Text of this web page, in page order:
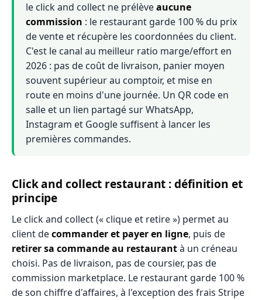
le click and collect ne prélèveaucune
commission : le restaurant garde 100 % du prix
de vente et récupère les coordonnées du client.
C'est le canal au meilleur ratio marge/effort en
2026 : pas de coût de livraison, panier moyen
souvent supérieur au comptoir, et mise en
route en moins d'une journée. Un QR code en
salle et un lien partagé sur WhatsApp,
Instagram et Google suffisent à lancer les
premières commandes.
Click and collect restaurant : définition et
principe
Le click and collect (« clique et retire ») permet au
client decommander et payer en ligne, puis de
retirer sa commande au restaurantà un créneau
choisi. Pas de livraison, pas de coursier, pas de
commission marketplace. Le restaurant garde 100 %
de son chiffre d'affaires, à l'exception des frais Stripe